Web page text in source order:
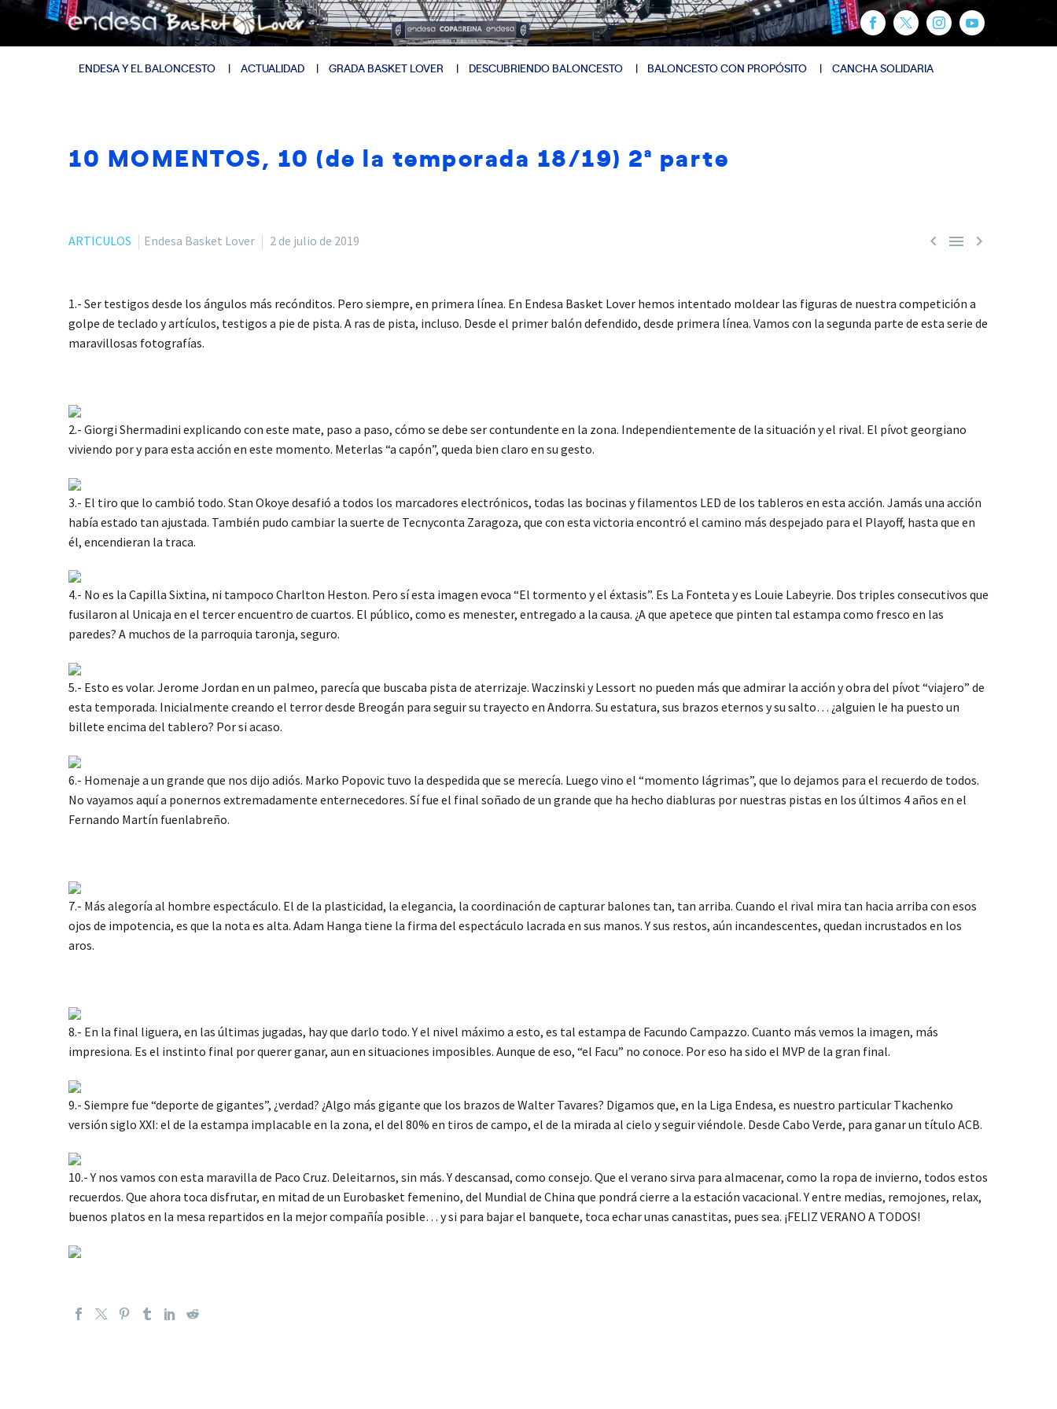
ENDESA Y EL BALONCESTO ACTUALIDAD GRADA BASKET LOVER DESCUBRIENDO BALONCESTO BALONCESTO CON PROPÓSITO CANCHA SOLIDARIA
10 MOMENTOS, 10 (de la temporada 18/19) 2ª parte
  
ARTICULOS Endesa Basket Lover 2 de julio de 2019
1.- Ser testigos desde los ángulos más recónditos. Pero siempre, en primera línea. En Endesa Basket Lover hemos intentado moldear las figuras de nuestra competición a
golpe de teclado y artículos, testigos a pie de pista. A ras de pista, incluso. Desde el primer balón defendido, desde primera línea. Vamos con la segunda parte de esta serie de
maravillosas fotografías.
2.- Giorgi Shermadini explicando con este mate, paso a paso, cómo se debe ser contundente en la zona. Independientemente de la situación y el rival. El pívot georgiano
viviendo por y para esta acción en este momento. Meterlas “a capón”, queda bien claro en su gesto.
3.- El tiro que lo cambió todo. Stan Okoye desafió a todos los marcadores electrónicos, todas las bocinas y filamentos LED de los tableros en esta acción. Jamás una acción
había estado tan ajustada. También pudo cambiar la suerte de Tecnyconta Zaragoza, que con esta victoria encontró el camino más despejado para el Playoff, hasta que en
él, encendieran la traca.
4.- No es la Capilla Sixtina, ni tampoco Charlton Heston. Pero sí esta imagen evoca “El tormento y el éxtasis”. Es La Fonteta y es Louie Labeyrie. Dos triples consecutivos que
fusilaron al Unicaja en el tercer encuentro de cuartos. El público, como es menester, entregado a la causa. ¿A que apetece que pinten tal estampa como fresco en las
paredes? A muchos de la parroquia taronja, seguro.
5.- Esto es volar. Jerome Jordan en un palmeo, parecía que buscaba pista de aterrizaje. Waczinski y Lessort no pueden más que admirar la acción y obra del pívot “viajero” de
esta temporada. Inicialmente creando el terror desde Breogán para seguir su trayecto en Andorra. Su estatura, sus brazos eternos y su salto… ¿alguien le ha puesto un
billete encima del tablero? Por si acaso.
6.- Homenaje a un grande que nos dijo adiós. Marko Popovic tuvo la despedida que se merecía. Luego vino el “momento lágrimas”, que lo dejamos para el recuerdo de todos.
No vayamos aquí a ponernos extremadamente enternecedores. Sí fue el final soñado de un grande que ha hecho diabluras por nuestras pistas en los últimos 4 años en el
Fernando Martín fuenlabreño.
7.- Más alegoría al hombre espectáculo. El de la plasticidad, la elegancia, la coordinación de capturar balones tan, tan arriba. Cuando el rival mira tan hacia arriba con esos
ojos de impotencia, es que la nota es alta. Adam Hanga tiene la firma del espectáculo lacrada en sus manos. Y sus restos, aún incandescentes, quedan incrustados en los
aros.
8.- En la final liguera, en las últimas jugadas, hay que darlo todo. Y el nivel máximo a esto, es tal estampa de Facundo Campazzo. Cuanto más vemos la imagen, más
impresiona. Es el instinto final por querer ganar, aun en situaciones imposibles. Aunque de eso, “el Facu” no conoce. Por eso ha sido el MVP de la gran final.
9.- Siempre fue “deporte de gigantes”, ¿verdad? ¿Algo más gigante que los brazos de Walter Tavares? Digamos que, en la Liga Endesa, es nuestro particular Tkachenko
versión siglo XXI: el de la estampa implacable en la zona, el del 80% en tiros de campo, el de la mirada al cielo y seguir viéndole. Desde Cabo Verde, para ganar un título ACB.
10.- Y nos vamos con esta maravilla de Paco Cruz. Deleitarnos, sin más. Y descansad, como consejo. Que el verano sirva para almacenar, como la ropa de invierno, todos estos
recuerdos. Que ahora toca disfrutar, en mitad de un Eurobasket femenino, del Mundial de China que pondrá cierre a la estación vacacional. Y entre medias, remojones, relax,
buenos platos en la mesa repartidos en la mejor compañía posible… y si para bajar el banquete, toca echar unas canastitas, pues sea. ¡FELIZ VERANO A TODOS!